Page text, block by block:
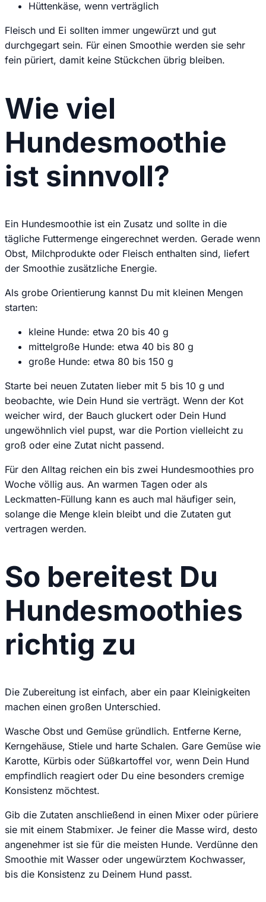
Hüttenkäse, wenn verträglich
Fleisch und Ei sollten immer ungewürzt und gut
durchgegart sein. Für einen Smoothie werden sie sehr
fein püriert, damit keine Stückchen übrig bleiben.
Wie viel
Hundesmoothie
ist sinnvoll?
Ein Hundesmoothie ist ein Zusatz und sollte in die
tägliche Futtermenge eingerechnet werden. Gerade wenn
Obst, Milchprodukte oder Fleisch enthalten sind, liefert
der Smoothie zusätzliche Energie.
Als grobe Orientierung kannst Du mit kleinen Mengen
starten:
kleine Hunde: etwa 20 bis 40 g
mittelgroße Hunde: etwa 40 bis 80 g
große Hunde: etwa 80 bis 150 g
Starte bei neuen Zutaten lieber mit 5 bis 10 g und
beobachte, wie Dein Hund sie verträgt. Wenn der Kot
weicher wird, der Bauch gluckert oder Dein Hund
ungewöhnlich viel pupst, war die Portion vielleicht zu
groß oder eine Zutat nicht passend.
Für den Alltag reichen ein bis zwei Hundesmoothies pro
Woche völlig aus. An warmen Tagen oder als
Leckmatten-Füllung kann es auch mal häufiger sein,
solange die Menge klein bleibt und die Zutaten gut
vertragen werden.
So bereitest Du
Hundesmoothies
richtig zu
Die Zubereitung ist einfach, aber ein paar Kleinigkeiten
machen einen großen Unterschied.
Wasche Obst und Gemüse gründlich. Entferne Kerne,
Kerngehäuse, Stiele und harte Schalen. Gare Gemüse wie
Karotte, Kürbis oder Süßkartoffel vor, wenn Dein Hund
empfindlich reagiert oder Du eine besonders cremige
Konsistenz möchtest.
Gib die Zutaten anschließend in einen Mixer oder püriere
sie mit einem Stabmixer. Je feiner die Masse wird, desto
angenehmer ist sie für die meisten Hunde. Verdünne den
Smoothie mit Wasser oder ungewürztem Kochwasser,
bis die Konsistenz zu Deinem Hund passt.